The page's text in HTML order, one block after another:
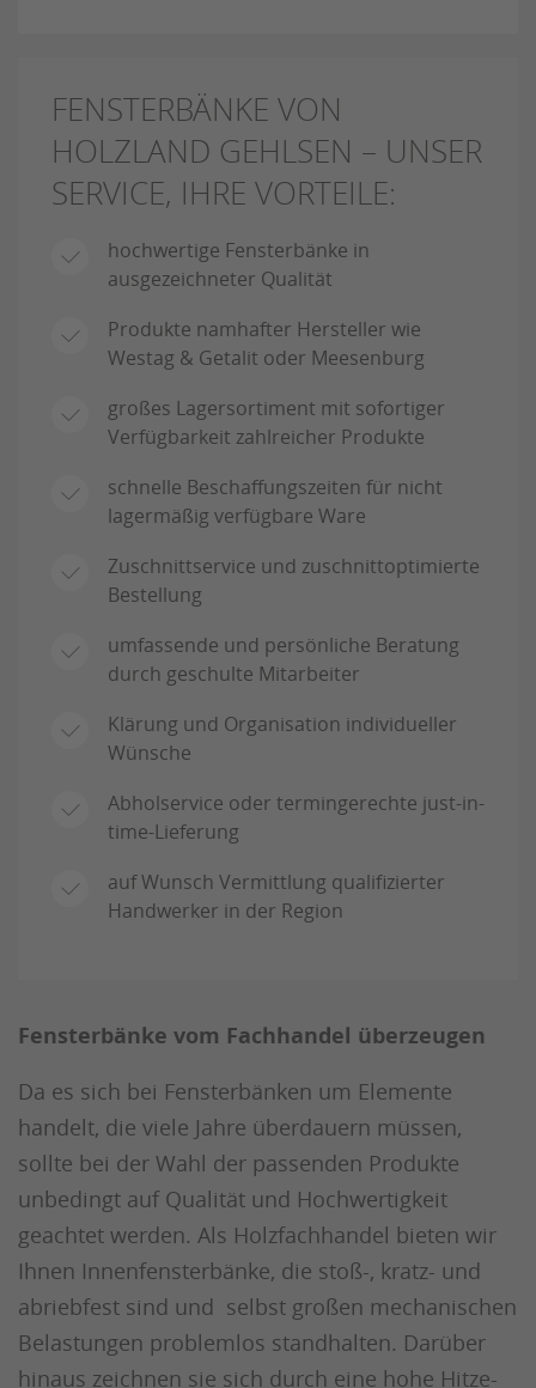
FENSTERBÄNKE VON
HOLZLAND GEHLSEN – UNSER
SERVICE, IHRE VORTEILE:
hochwertige Fensterbänke in
ausgezeichneter Qualität
Produkte namhafter Hersteller wie
Westag & Getalit oder Meesenburg
großes Lagersortiment mit sofortiger
Verfügbarkeit zahlreicher Produkte
schnelle Beschaffungszeiten für nicht
lagermäßig verfügbare Ware
Zuschnittservice und zuschnittoptimierte
Bestellung
umfassende und persönliche Beratung
durch geschulte Mitarbeiter
Klärung und Organisation individueller
Wünsche
Abholservice oder termingerechte just-in-
time-Lieferung
auf Wunsch Vermittlung qualifizierter
Handwerker in der Region
Fensterbänke vom Fachhandel überzeugen
Da es sich bei Fensterbänken um Elemente
handelt, die viele Jahre überdauern müssen,
sollte bei der Wahl der passenden Produkte
unbedingt auf Qualität und Hochwertigkeit
geachtet werden. Als Holzfachhandel bieten wir
Ihnen Innenfensterbänke, die stoß-, kratz- und
abriebfest sind und selbst großen mechanischen
Belastungen problemlos standhalten. Darüber
hinaus zeichnen sie sich durch eine hohe Hitze-